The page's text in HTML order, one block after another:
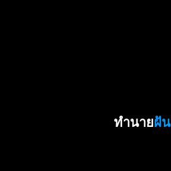
ทำนายฝัน